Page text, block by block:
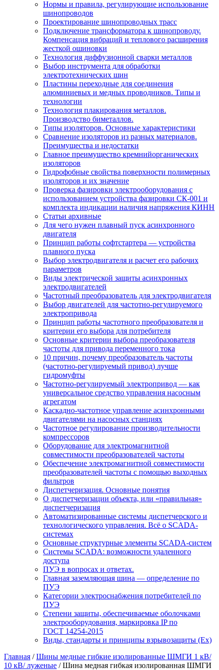
Нормы и правила, регулирующие использование
шинопроводов
Проектирование шинопроводных трасс
Подключение трансформатора к шинопроводу.
Компенсация вибраций и теплового расширения
жесткой ошиновки
Технология диффузионной сварки металлов
Выбор инструмента для обработки
электротехнических шин
Пластины переходные для соединения
алюминиевых и медных проводников. Типы и
технологии
Технология плакирования металлов.
Производство биметаллов.
Типы изоляторов. Основные характеристики
Сравнение изоляторов из разных материалов.
Преимущества и недостатки
Главное преимущество кремнийорганических
изоляторов
Гидрофобные свойства поверхности поли мерных
изоляторов и их значение
Проверка фазировки электрооборудования с
использованием устройства фазировки СК-001 и
комплекта индикации наличия напряжения КИНН
Статьи архивные
Для чего нужен плавный пуск асинхронного
двигателя
Принцип работы софтстартера — устройства
плавного пуска
Выбор электродвигателя и расчет его рабочих
параметров
Виды электрической защиты асинхронных
электродвигателей
Частотный преобразователь для электродвигателя
Выбор двигателей для частотно-регулируемого
электропривода
Принцип работы частотного преобразователя и
критерии его выбора для потребителя
Основные критерии выбора преобразователя
частоты для привода переменного тока
10 причин, почему преобразователь частоты
(частотно-регулируемый привод) лучше
гидромуфты
Частотно-регулируемый электропривод — как
универсальное средство управления насосным
агрегатом
Каскадно-частотное управление асинхронными
двигателями на насосных станциях
Частотное регулирование производительности
компрессоров
Оборудование для электромагнитной
совместимости преобразователей частоты
Обеспечение электромагнитной совместимости
преобразователей частоты с помощью выходных
фильтров
Диспетчеризация. Основные понятия
О диспетчеризации объекта, или «правильная»
диспетчеризация
Автоматизированные системы диспетчерского и
технологического управления. Всё о SCADA-
системах
Основные структурные элементы SCADA-систем
Системы SCADA: возможности удаленного
доступа
ПУЭ в вопросах и ответах.
Главная заземляющая шина — определение по
ПУЭ
Категории электроснабжения потребителей по
ПУЭ
Степени защиты, обеспечиваемые оболочками
электрооборудования, маркировка IP по
ГОСТ 14254-2015
Виды, стандарты и принципы взрывозащиты (Ex)
Главная /Шины медные гибкие изолированные ШМГИ 1 кВ/
10 кВ/ луженые / Шина медная гибкая изолированная ШМГИ